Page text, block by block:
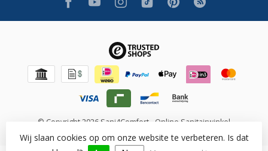
© Copyright 2026 Sani4Comfort - Online Sanitairwinkel
Wij slaan cookies op om onze website te verbeteren. Is dat